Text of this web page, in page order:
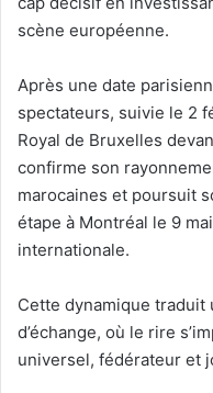
scène européenne.
Après une date
spectateurs, suivie le 2
Royal de Bruxelles
confirme son
marocaines et poursuit
étape à Montréal le 9
internationale.
Cette dynamique traduit
d’échange, où le rire
universel, fédérateur et